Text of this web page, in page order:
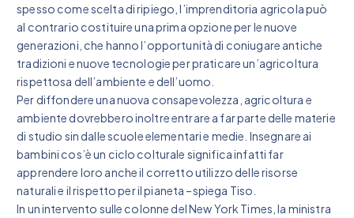
spesso come scelta di ripiego, l’imprenditoria agricola può
al contrario costituire una prima opzione per le nuove
generazioni, che hanno l’opportunità di coniugare antiche
tradizioni e nuove tecnologie per praticare un’agricoltura
rispettosa dell’ambiente e dell’uomo.
Per diffondere una nuova consapevolezza, agricoltura e
ambiente dovrebbero inoltre entrare a far parte delle materie
di studio sin dalle scuole elementari e medie. Insegnare ai
bambini cos’è un ciclo colturale significa infatti far
apprendere loro anche il corretto utilizzo delle risorse
naturali e il rispetto per il pianeta –spiega Tiso.
In un intervento sulle colonne del New York Times, la ministra